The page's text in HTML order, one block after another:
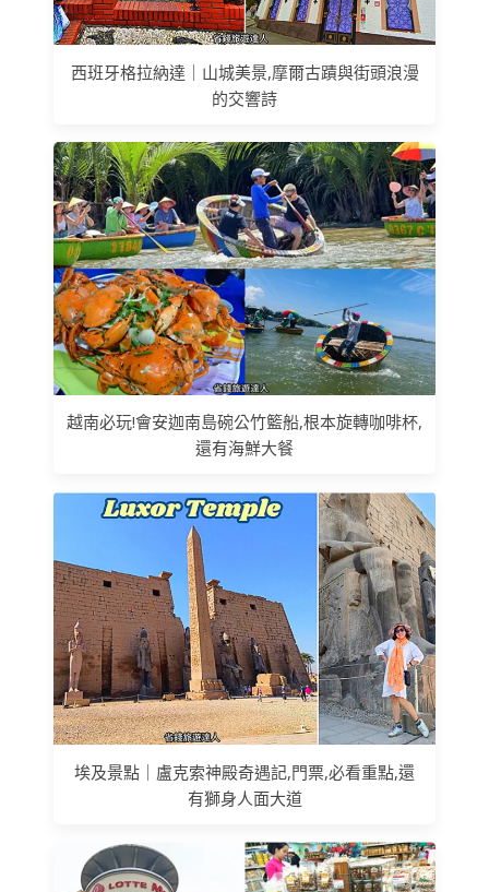
西班牙格拉納達｜山城美景,摩爾古蹟與街頭浪漫
的交響詩
越南必玩!會安迦南島碗公竹籃船,根本旋轉咖啡杯,
還有海鮮大餐
埃及景點｜盧克索神殿奇遇記,門票,必看重點,還
有獅身人面大道